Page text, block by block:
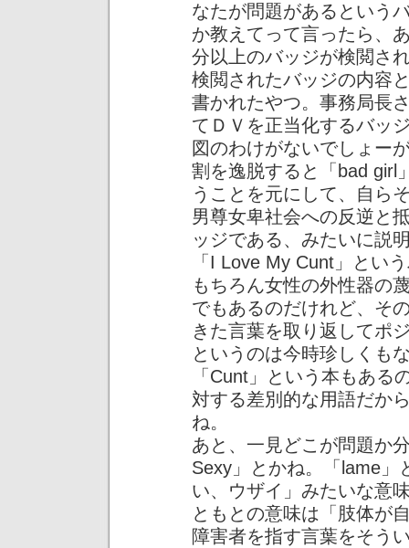
なたが問題があるという
か教えてって言ったら、
分以上のバッジが検閲さ
検閲されたバッジの内容
書かれたやつ。事務局長
てＤＶを正当化するバッ
図のわけがないでしょー
割を逸脱すると「bad girl
うことを元にして、自ら
男尊女卑社会への反逆と
ッジである、みたいに説
「I Love My Cunt」とい
もちろん女性の外性器の
でもあるのだけれど、そ
きた言葉を取り返してポ
というのは今時珍しくも
「Cunt」という本もある
対する差別的な用語だか
ね。
あと、一見どこが問題か
Sexy」とかね。「lame」
い、ウザイ」みたいな意
ともとの意味は「肢体が
障害者を指す言葉をそう